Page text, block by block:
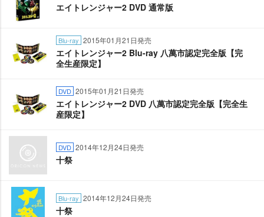
エイトレンジャー2 DVD 通常版
Blu-ray 2015年01月21日発売
エイトレンジャー2 Blu-ray 八萬市認定完全版【完
全生産限定】
DVD 2015年01月21日発売
エイトレンジャー2 DVD 八萬市認定完全版【完全生
産限定】
DVD 2014年12月24日発売
十祭
Blu-ray 2014年12月24日発売
十祭